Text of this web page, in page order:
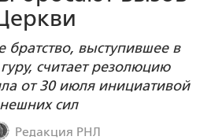
братство, выступившее в
считает резолюцию
от 30 июля инициативой
сил
Редакция РНЛ